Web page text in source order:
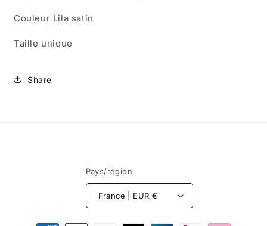
Couleur Lila satin
Taille unique
Share
Pays/région
France | EUR €